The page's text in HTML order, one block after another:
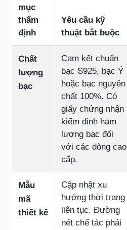
mục
thẩm
định
Yêu cầu kỹ
thuật bắt buộc
Chất
lượng
bạc
Cam kết chuẩn
bạc S925, bạc Ý
hoặc bạc nguyên
chất 100%. Có
giấy chứng nhận
kiểm định hàm
lượng bạc đối
với các dòng cao
cấp.
Mẫu
mã
thiết kế
Cập nhật xu
hướng thời trang
liên tục. Đường
nét chế tác phải